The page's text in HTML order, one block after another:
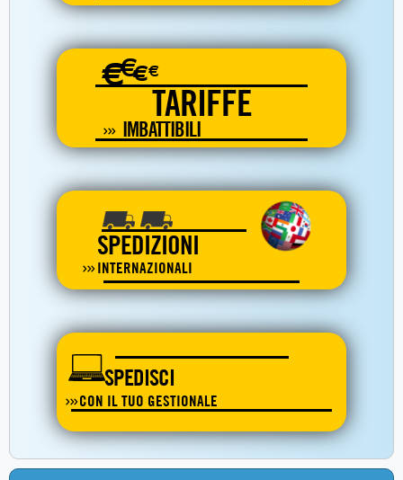
€€€€
TARIFFE
IMBATTIBILI
SPEDIZIONI
INTERNAZIONALI
SPEDISCI
CON IL TUO GESTIONALE